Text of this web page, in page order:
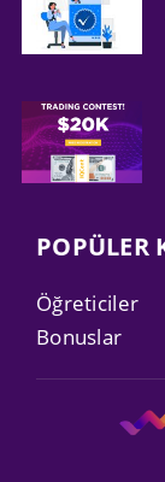
POPÜLER
Öğreticiler
Bonuslar